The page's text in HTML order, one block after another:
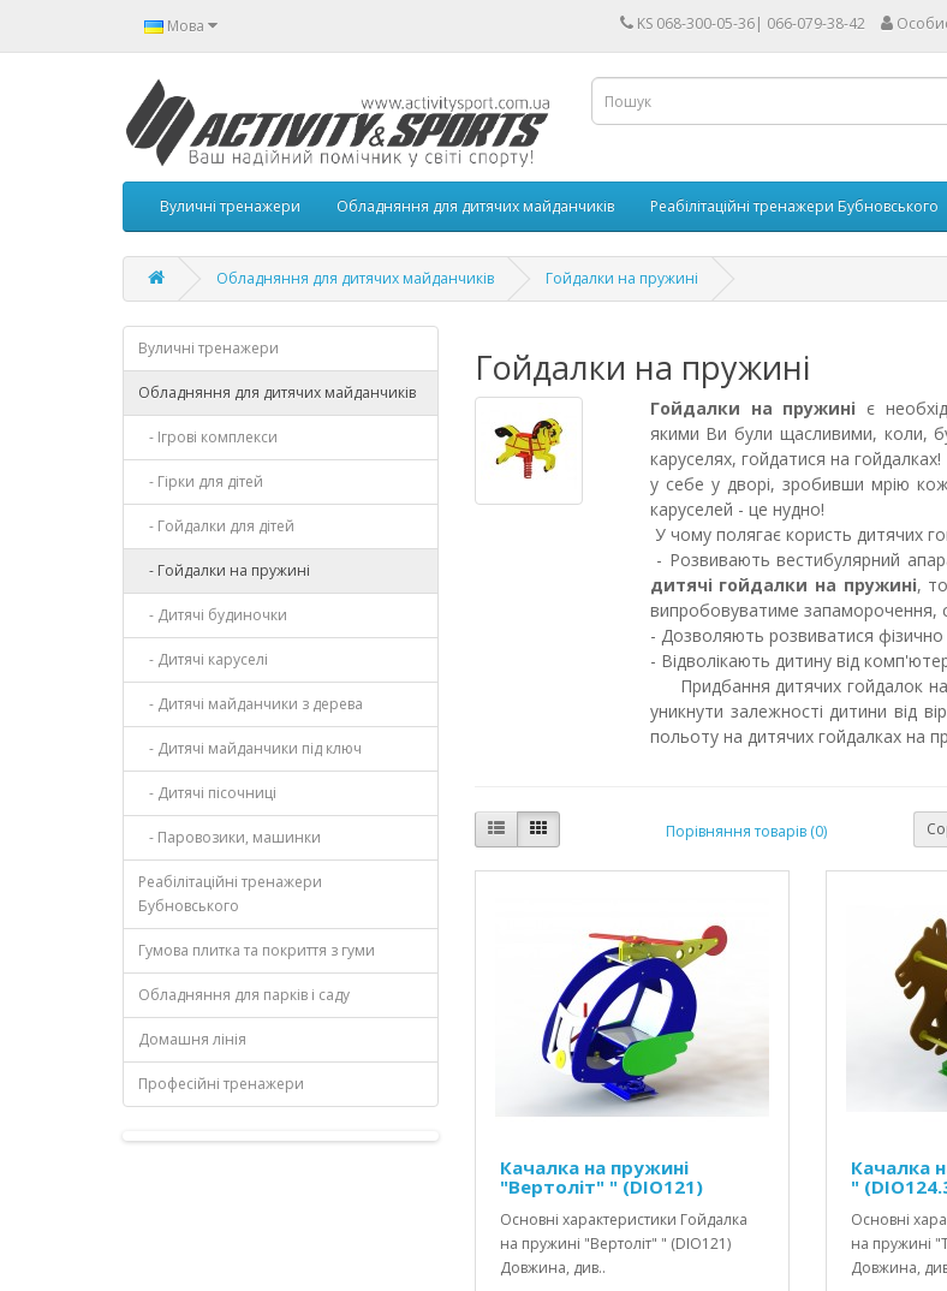
Мова KS 068-300-05-36| 066-079-38-42
Вуличні тренажери Обладняння для дитячих майданчиків Реабілітаційні тренажери Бубновського
Обладняння для дитячих майданчиків Гойдалки на пружині
Вуличні тренажери
Обладняння для дитячих майданчиків
- Ігрові комплекси
- Гірки для дітей
- Гойдалки для дітей
- Гойдалки на пружині
- Дитячі будиночки
- Дитячі каруселі
- Дитячі майданчики з дерева
- Дитячі майданчики під ключ
- Дитячі пісочниці
- Паровозики, машинки
Реабілітаційні тренажери
Бубновського
Гумова плитка та покриття з гуми
Обладняння для парків і саду
Домашня лінія
Професійні тренажери
Гойдалки на пружині
Гойдалки на пружині є
якими Ви були щасливими, коли,
каруселях, гойдатися на
у себе у дворі, зробивши мрію
каруселей - це нудно!
У чому полягає користь дитячих
- Розвивають вестибулярний
дитячі гойдалки на пружині,
випробовуватиме запаморочення,
- Дозволяють розвиватися
- Відволікають дитину від
Придбання дитячих гойдалок на
уникнути залежності дитини від
польоту на дитячих гойдалках на
Порівняння товарів (0)
Качалка на пружині
"Вертоліт" " (DІO121)
Основні характеристики Гойдалка
на пружині "Вертоліт" " (DIO121)
Довжина, див..
Качалка
"
Основні
на пружині
Довжина,